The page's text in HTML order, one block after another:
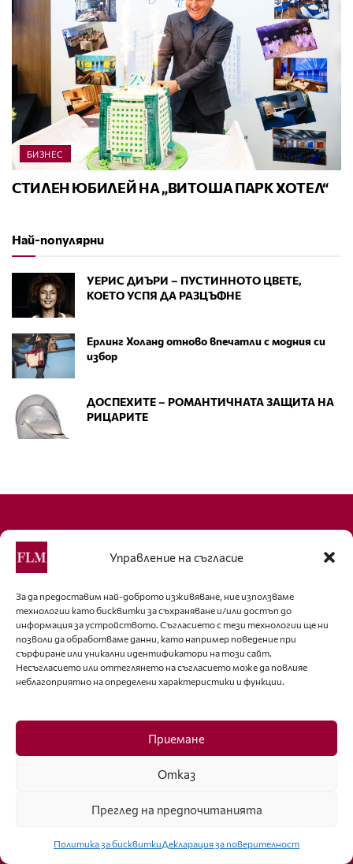
Управление на съгласие
За да предоставим най-доброто изживяване, ние използваме
технологии като бисквитки за съхраняване и/или достъп до
информация за устройството. Съгласието с тези технологии ще ни
позволи да обработваме данни, като например поведение при
сърфиране или уникални идентификатори на този сайт.
Несъгласието или оттеглянето на съгласието може да повлияе
неблагоприятно на определени характеристики и функции.
Приемане
Отказ
Преглед на предпочитанията
Политика за бисквиткиДекларация за поверителност
БИЗНЕС
СТИЛЕН ЮБИЛЕЙ НА „ВИТОША ПАРК ХОТЕЛ“
Най-популярни
УЕРИС ДИЪРИ – ПУСТИННОТО ЦВЕТЕ,
КОЕТО УСПЯ ДА РАЗЦЪФНЕ
Ерлинг Холанд отново впечатли с модния си
избор
ДОСПЕХИТЕ – РОМАНТИЧНАТА ЗАЩИТА НА
РИЦАРИТЕ
Подобно на компютърните фенове и волните субкултури,
които цитират думите на Маршал Маклуън “Информацията
иска да е свободна”, ние развяваме с достойнство нашето
електронно знаме с девиза “Дайте на модата свободата,
която й се полага!”.
Декларация за поверителност
editor@fashion-lifestyle.net